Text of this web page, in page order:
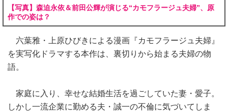
【写真】森迫永依＆前田公輝が演じる“カモフラージュ夫婦”、原
作での姿は？
六葉雅・上原ひびきによる漫画『カモフラージュ夫婦』
を実写化ドラマする本作は、裏切りから始まる夫婦の物
語。
家庭に入り、幸せな結婚生活を過ごしていた妻・愛子。
しかし一流企業に勤める夫・誠一の不倫に気づいてしま